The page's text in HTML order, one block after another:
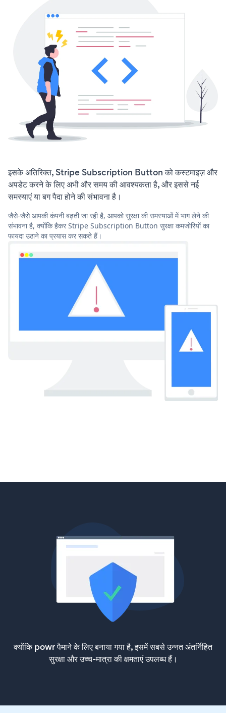
इसके अतिरिक्त, Stripe Subscription Button को कस्टमाइज़ और
अपडेट करने के लिए अभी और समय की आवश्यकता है, और इससे नई
समस्याएं या बग पैदा होने की संभावना है।
जैसे-जैसे आपकी कंपनी बढ़ती जा रही है, आपको सुरक्षा की समस्याओं में भाग लेने की
संभावना है, क्योंकि हैकर Stripe Subscription Button सुरक्षा कमजोरियों का
फायदा उठाने का प्रयास कर सकते हैं।
क्योंकि powr पैमाने के लिए बनाया गया है, इसमें सबसे उन्नत अंतर्निहित
सुरक्षा और उच्च-मात्रा की क्षमताएं उपलब्ध हैं।